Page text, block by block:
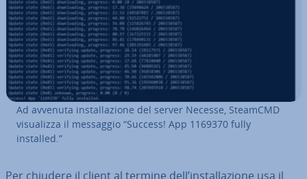
Ad avvenuta in­stal­la­zio­ne del server Necesse, SteamCMD
vi­sua­liz­za il messaggio “Success! App 1169370 fully
installed.”
Per chiudere il client al termine dell’in­stal­la­zio­ne usa il